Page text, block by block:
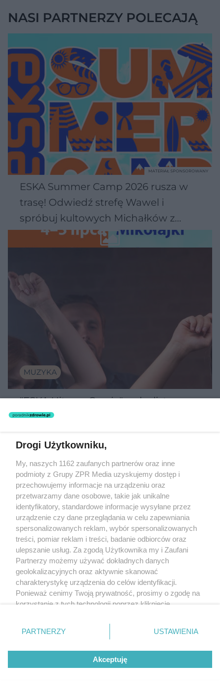
NASI PARTNERZY POLECAJĄ
ESKA Summer Camp 2026 rusza w
trasę! Odwiedź strefę Wawel i
spróbuj kultowych Michałków z
Wawelu
MATERIAŁ SPONSOROWANY
MUZYKA
"ESKA Hity na Czasie" – playlista,
która rozkręci każdą chwilę
Badanie pokazuje, jak Polacy
TEKST SPONSOROWANY
Drogi Użytkowniku,
My, naszych 1162 zaufanych partnerów oraz inne
podmioty z Grupy ZPR Media uzyskujemy dostęp i
przechowujemy informacje na urządzeniu oraz
przetwarzamy dane osobowe, takie jak unikalne
identyfikatory, standardowe informacje wysyłane przez
urządzenie czy dane przeglądania w celu zapewniania
spersonalizowanych reklam, wybór spersonalizowanych
treści, pomiar reklam i treści, badanie odbiorców oraz
ulepszanie usług. Za zgodą Użytkownika my i Zaufani
Partnerzy możemy używać dokładnych danych
geolokalizacyjnych oraz aktywnie skanować
charakterystykę urządzenia do celów identyfikacji.
Ponieważ cenimy Twoją prywatność, prosimy o zgodę na
korzystanie z tych technologii poprzez kliknięcie
zmienić/wycofać klikając przycisk ustawień prywatności
znajdujący się w lewym dolnym rogu strony
rodzaje przetwarzania danych nie wymagają zgody
użytkownika, ale masz prawo sprzeciwić się takiemu
przetwarzaniu. Preferencje będą miały zastosowanie tylko
PARTNERZY USTAWIENIA
Akceptuję